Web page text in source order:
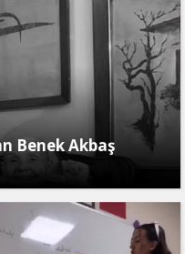
Benek Akbaş